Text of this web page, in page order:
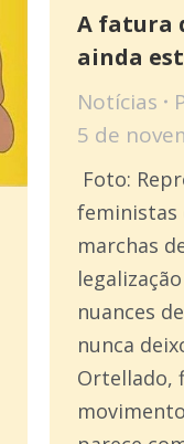
A fatura
ainda
Notícias
5 de
Foto:
feministas
marchas
nuances
nunca
Ortellado,